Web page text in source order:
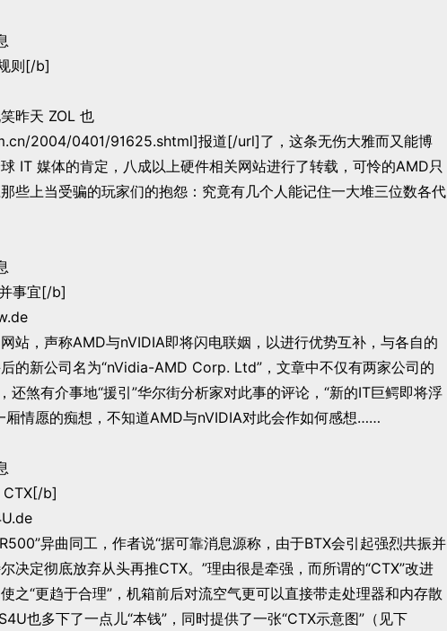
则[/b]
昨天 ZOL 也
2004/0401/91625.shtml]报道[/url]了，这条无伤大雅而又能博
IT 媒体的肯定，八成以上硬件相关网站进行了转载，可怜的AMD只
些上当受骗的玩家们的抱怨：究竟有几个人能记住一大堆三位数各代
事宜[/b]
，声称AMD与nVIDIA即将闪电联姻，以进行优势互补，与各自的
的新公司名为“nVidia-AMD Corp. Ltd”，文章中不仅有两家公司的
还煞有介事地“援引”华尔街分析家对此事的评论，“新的IT巨鳄即将浮
厢情愿的痴想，不知道AMD与nVIDIA对此会作如何感想……
CTX[/b]
异曲同工，作者说“据可靠消息源称，由于BTX会引起强烈共振并
决定彻底放弃从头再推CTX。”理由很是牵强，而所谓的“CTX”改进
之“更趋于合理”，机箱前后对流空气更可以直接带走处理器和内存散
也多下了一点儿“本钱”，同时提供了一张“CTX示意图”（见下